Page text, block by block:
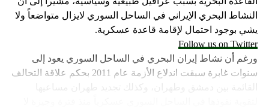
حماس وافقت على الإطار الرئيسي الذي قدمه جو بايدن
وقالت إنها وافقت على تصورات يوليو.
حماس تدرك أن وقف إطلاق النار مصلحة لفلسطين
والمنطقة.
النشاط البحري الإيراني في الساحل السوري لايزال متواضعاً ولا
يشي بوجود احتمال لإقامة قاعدة عسكرية.
Follow us on Twitter
ورغم أن نشاط إيران البحري في الساحل السوري يعود إلى
سنوات غابرة سبقت اندلاع الأزمة عام 2011 بحكم علاقة التحالف